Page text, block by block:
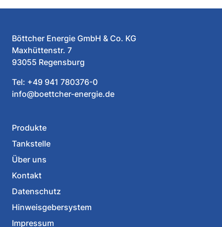
Böttcher Energie GmbH & Co. KG
Maxhüttenstr. 7
93055 Regensburg
Tel: +49 941 780376-0
info@boettcher-energie.de
Produkte
Tankstelle
Über uns
Kontakt
Datenschutz
Hinweisgebersystem
Impressum